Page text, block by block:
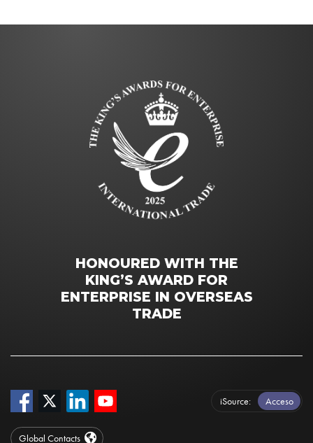
HONOURED WITH THE
KING’S AWARD FOR
ENTERPRISE IN OVERSEAS
TRADE
iSource Acceso
Global Contacts